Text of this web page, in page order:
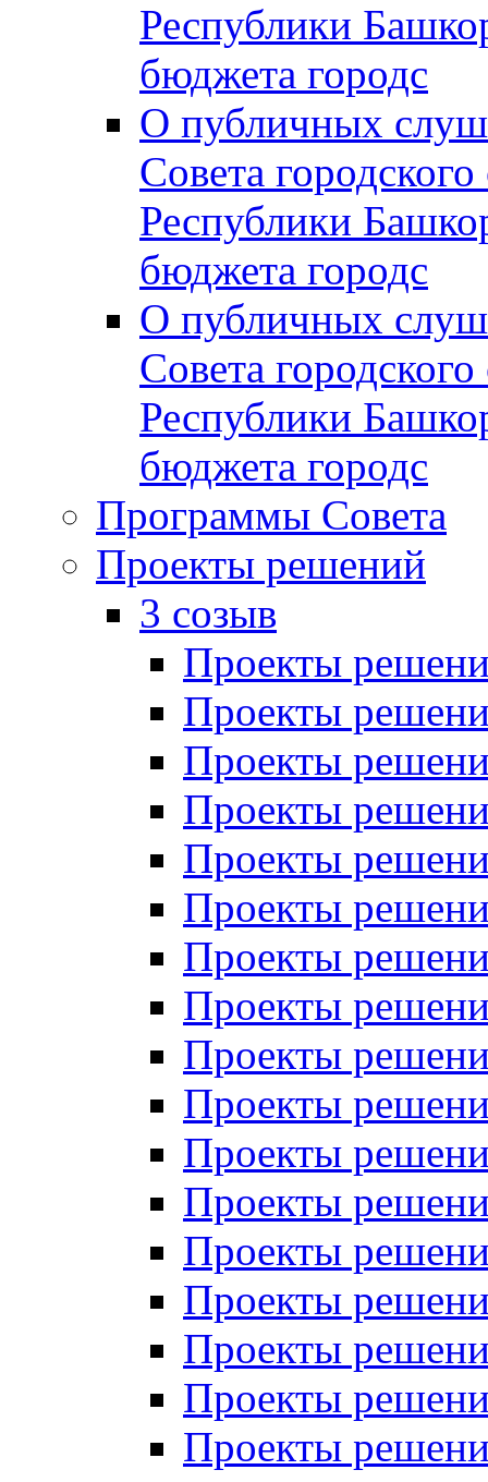
Республики
бюджета городс
О публичных
Совета
Республики
бюджета городс
О публичных
Совета
Республики
бюджета городс
Программы Совета
Проекты решений
3 созыв
Проекты
Проекты
Проекты
Проекты
Проекты
Проекты
Проекты
Проекты
Проекты
Проекты
Проекты
Проекты
Проекты
Проекты
Проекты
Проекты
Проекты